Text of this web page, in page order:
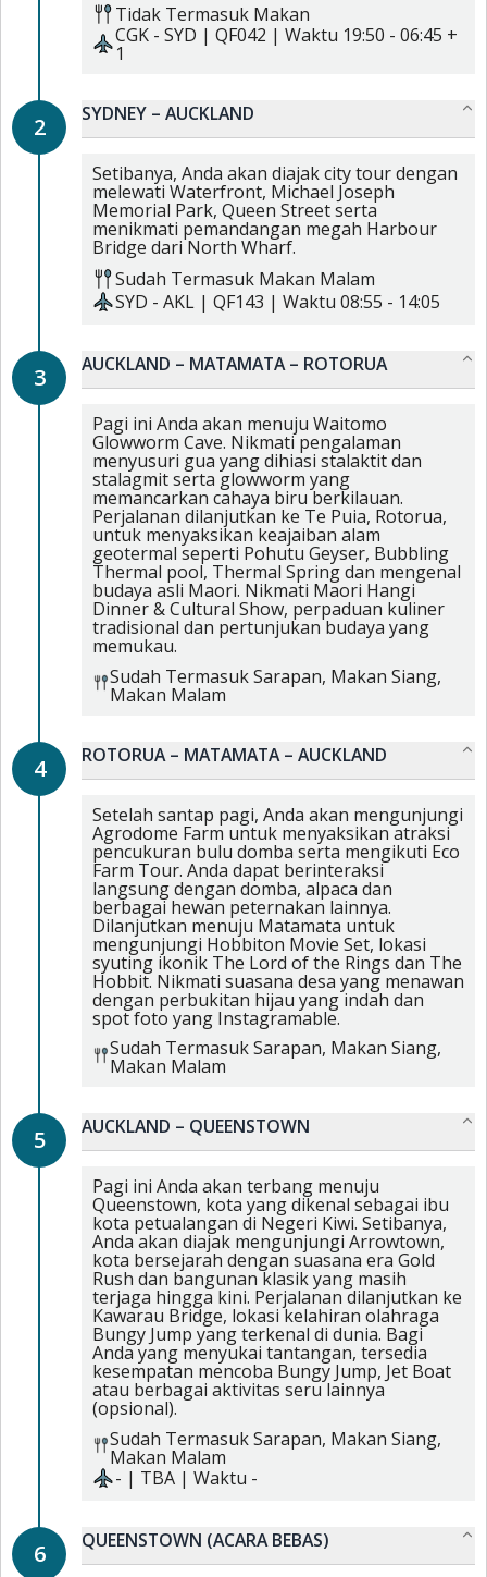
Tidak Termasuk Makan
CGK- SYD | QF042 | Waktu 19:50 - 06:45 +
1
2 SYDNEY – AUCKLAND
Setibanya, Anda akan diajak city tour dengan
melewati Waterfront, Michael Joseph
Memorial Park, Queen Street serta
menikmati pemandangan megah Harbour
Bridge dari North Wharf.
Sudah Termasuk Makan Malam
SYD - AKL | QF143 | Waktu 08:55 - 14:05
3 AUCKLAND – MATAMATA – ROTORUA
Pagi ini Anda akan menuju Waitomo
Glowworm Cave. Nikmati pengalaman
menyusuri gua yang dihiasi stalaktit dan
stalagmit serta glowworm yang
memancarkan cahaya biru berkilauan.
Perjalanan dilanjutkan ke Te Puia, Rotorua,
untuk menyaksikan keajaiban alam
geotermal seperti Pohutu Geyser, Bubbling
Thermal pool, Thermal Spring dan mengenal
budaya asli Maori. Nikmati Maori Hangi
Dinner & Cultural Show, perpaduan kuliner
tradisional dan pertunjukan budaya yang
memukau.
Sudah TermasukSarapan, Makan Siang,
Makan Malam
4 ROTORUA – MATAMATA – AUCKLAND
Setelah santap pagi, Anda akan mengunjungi
Agrodome Farm untuk menyaksikan atraksi
pencukuran bulu domba serta mengikuti Eco
Farm Tour. Anda dapat berinteraksi
langsung dengan domba, alpaca dan
berbagai hewan peternakan lainnya.
Dilanjutkan menuju Matamata untuk
mengunjungi Hobbiton Movie Set, lokasi
syuting ikonik The Lord of the Rings dan The
Hobbit. Nikmati suasana desa yang menawan
dengan perbukitan hijau yang indah dan
spot foto yang Instagramable.
Sudah TermasukSarapan, Makan Siang,
Makan Malam
5 AUCKLAND – QUEENSTOWN
Pagi ini Anda akan terbang menuju
Queenstown, kota yang dikenal sebagai ibu
kota petualangan di Negeri Kiwi. Setibanya,
Anda akan diajak mengunjungi Arrowtown,
kota bersejarah dengan suasana era Gold
Rush dan bangunan klasik yang masih
terjaga hingga kini. Perjalanan dilanjutkan ke
Kawarau Bridge, lokasi kelahiran olahraga
Bungy Jump yang terkenal di dunia. Bagi
Anda yang menyukai tantangan, tersedia
kesempatan mencoba Bungy Jump, Jet Boat
atau berbagai aktivitas seru lainnya
(opsional).
Sudah TermasukSarapan, Makan Siang,
Makan Malam
- | TBA | Waktu -
6 QUEENSTOWN (ACARA BEBAS)